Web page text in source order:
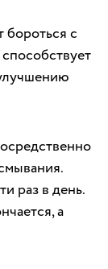
бороться с
раз в день.
а